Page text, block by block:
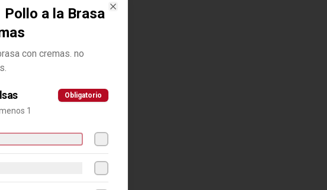
Pollo a la Brasa
con cremas. no
Obligatorio
1